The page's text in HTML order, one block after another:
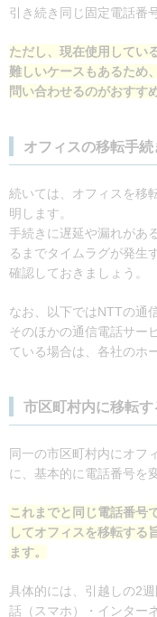
引き続き同じ固定電話番
ただし、現在使用してい
難しいケースもあるため
問い合わせるのがおすす
オフィスの移転手
続いては、オフィスを移
明します。
手続きに遅延や漏れがあ
るまでタイムラグが発生
確認しておきましょう。
なお、以下ではNTTの通
そのほかの通信電話サー
ている場合は、各社のホ
市区町村内に移転す
同一の市区町村内にオフ
に、基本的に電話番号を
これまでと同じ電話番号
してオフィスを移転する
ます。
具体的には、引越しの2
話（スマホ）・インター